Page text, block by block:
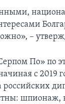
–
По» по
с 2019
российских
шпионаж,